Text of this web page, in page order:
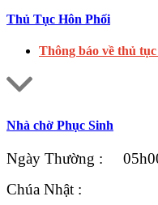
Thủ Tục Hôn Phối
Thông báo về thủ
Nhà chờ Phục Sinh
Ngày Thường :
Chúa Nhật :